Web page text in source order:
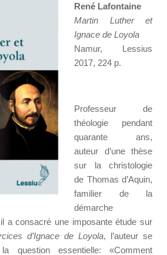
René Lafontaine
Martin Luther et
Ignace de Loyola
Namur, Lessius
2017, 224 p.
Professeur de
théologie pendant
quarante ans,
auteur d’une thèse
sur la christologie
de Thomas d’Aquin,
familier de la
démarche
a consacré une imposante étude sur
d’Ignace de Loyola, l’auteur se
la question essentielle: «Comment